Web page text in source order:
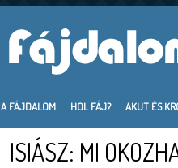
A FÁJDALOM HOL FÁJ? AKUT ÉS
ISIÁSZ: MI